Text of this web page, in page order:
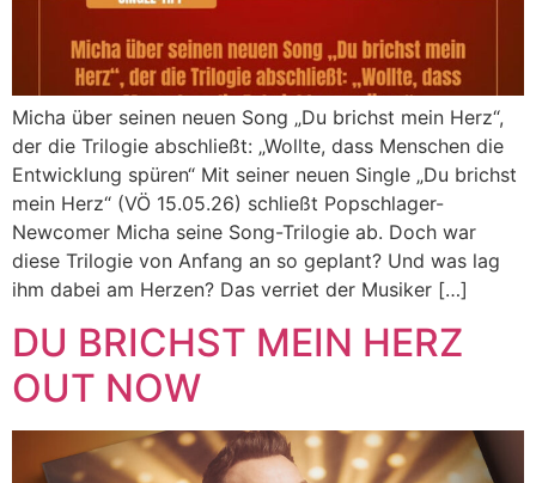
Micha über seinen neuen Song „Du brichst mein Herz“,
der die Trilogie abschließt: „Wollte, dass Menschen die
Entwicklung spüren“ Mit seiner neuen Single „Du brichst
mein Herz“ (VÖ 15.05.26) schließt Popschlager-
Newcomer Micha seine Song-Trilogie ab. Doch war
diese Trilogie von Anfang an so geplant? Und was lag
ihm dabei am Herzen? Das verriet der Musiker […]
DU BRICHST MEIN HERZ
OUT NOW